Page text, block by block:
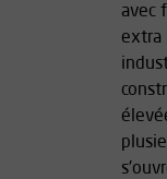
avec
extra